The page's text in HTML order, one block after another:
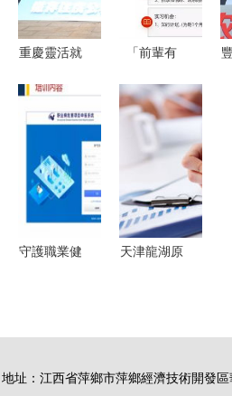
重慶靈活就
全國率先
「前輩有
科類求職分
享座談會第
二期活動回
顧
守護職業健
康發展
天津龍湖原
勢
地址：江西省萍鄉市萍鄉經濟技術開發